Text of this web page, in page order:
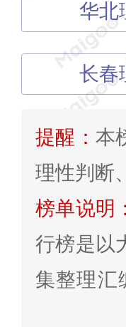
华北
长春
提醒： 本
理性判断
榜单说明：
行榜是以
集整理汇
行数据